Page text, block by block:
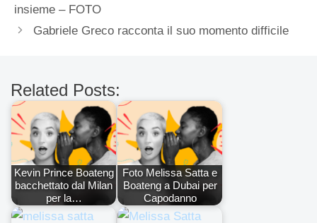
insieme – FOTO
Gabriele Greco racconta il suo momento difficile
Related Posts:
Kevin Prince Boateng
bacchettato dal Milan
per la…
Foto Melissa Satta e
Boateng a Dubai per
Capodanno